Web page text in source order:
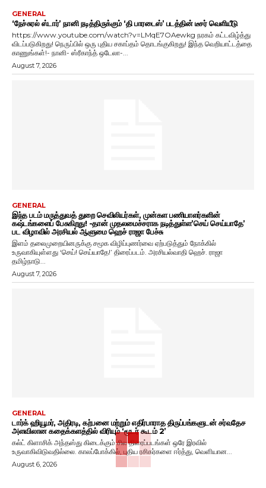
GENERAL
‘நேச்சுரல் ஸ்டார்’ நானி நடித்திருக்கும் ‘தி பாரடைஸ்’ படத்தின் டீசர் வெளியீடு
https://www.youtube.com/watch?v=LMqE7OAewkg நரகம் கட்டவிழ்த்து
விடப்படுகிறது! நெருப்பில் ஒரு புதிய சகாப்தம் தொடங்குகிறது! இந்த வெறியாட்டத்தை
காணுங்கள்!- நானி- ஸ்ரீகாந்த் ஒடேலா-...
August 7, 2026
GENERAL
இந்த படம் மருத்துவத் துறை செவிலியர்கள், முன்கள பணியாளர்களின்
கஷ்டங்களைப் பேசுகிறது! -தான் முதலமைச்சராக நடித்துள்ள’செய் செய்யாதே’
பட விழாவில் அரசியல் ஆளுமை ஹெச் ராஜா பேச்சு
இளம் தலைமுறையினருக்கு சமூக விழிப்புணர்வை ஏற்படுத்தும் நோக்கில்
உருவாகியுள்ளது ‘செய்! செய்யாதே!’ திரைப்படம். அரசியல்வாதி ஹெச். ராஜா
தமிழ்நாடு...
August 7, 2026
GENERAL
டார்க் ஹியூமர், அதிரடி, கற்பனை மற்றும் எதிர்பாராத திருப்பங்களுடன் சர்வதேச
அளவிலான கதைக்களத்தில் விரியும் ‘மூடர் கூடம் 2’
கல்ட் கிளாசிக் அந்தஸ்து கிடைக்கும் சில திரைப்படங்கள் ஒரே இரவில்
உருவாகிவிடுவதில்லை. காலப்போக்கில், புதிய ரசிகர்களை ஈர்த்து, வெளியான...
August 6, 2026